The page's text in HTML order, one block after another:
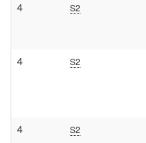
4 S2
4 S2
4 S2